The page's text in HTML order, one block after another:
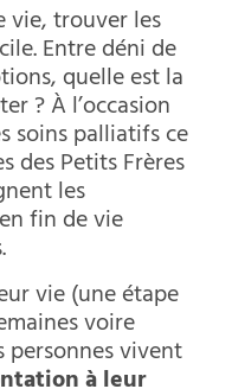
vie, trouver les
Entre déni de
quelle est la
? À l’occasion
soins palliatifs ce
des Petits Frères
les
fin de vie
vie (une étape
voire
personnes vivent